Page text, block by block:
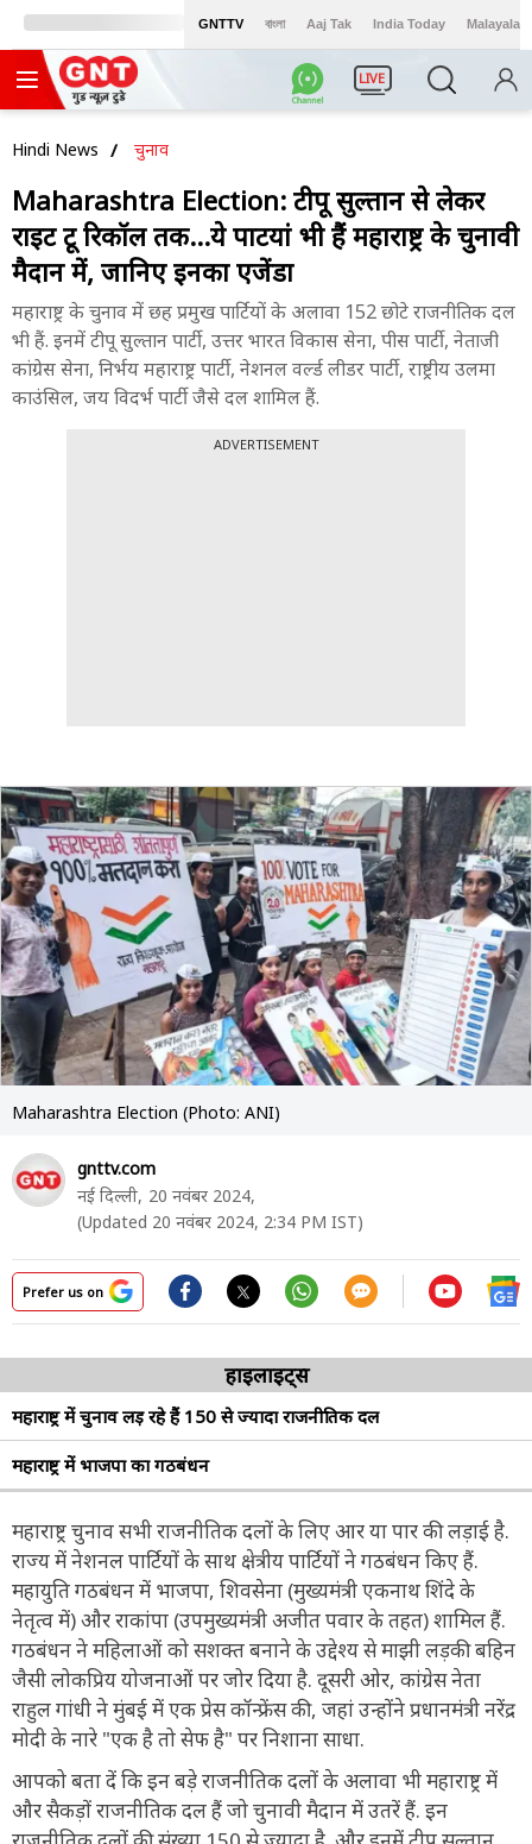
GNTTV বাংলা Aaj Tak India Today Malayalam
LIVE
Hindi News चुनाव
Maharashtra Election: टीपू सुल्तान से लेकर
राइट टू रिकॉल तक...ये पार्टियां भी हैं महाराष्ट्र के चुनावी
मैदान में, जानिए इनका एजेंडा
महाराष्ट्र के चुनाव में छह प्रमुख पार्टियों के अलावा 152 छोटे राजनीतिक दल
भी हैं. इनमें टीपू सुल्तान पार्टी, उत्तर भारत विकास सेना, पीस पार्टी, नेताजी
कांग्रेस सेना, निर्भय महाराष्ट्र पार्टी, नेशनल वर्ल्ड लीडर पार्टी, राष्ट्रीय उलमा
काउंसिल, जय विदर्भ पार्टी जैसे दल शामिल हैं.
ADVERTISEMENT
Maharashtra Election (Photo: ANI)
gnttv.com
नई दिल्ली, 20 नवंबर 2024,
(Updated 20 नवंबर 2024, 2:34 PM IST)
Prefer us on
हाइलाइट्स
महाराष्ट्र में चुनाव लड़ रहे हैं 150 से ज्यादा राजनीतिक दल
महाराष्ट्र में भाजपा का गठबंधन
महाराष्ट्र चुनाव सभी राजनीतिक दलों के लिए आर या पार की लड़ाई है.
राज्य में नेशनल पार्टियों के साथ क्षेत्रीय पार्टियों ने गठबंधन किए हैं.
महायुति गठबंधन में भाजपा, शिवसेना (मुख्यमंत्री एकनाथ शिंदे के
नेतृत्व में) और राकांपा (उपमुख्यमंत्री अजीत पवार के तहत) शामिल हैं.
गठबंधन ने महिलाओं को सशक्त बनाने के उद्देश्य से माझी लड़की बहिन
जैसी लोकप्रिय योजनाओं पर जोर दिया है. दूसरी ओर, कांग्रेस नेता
राहुल गांधी ने मुंबई में एक प्रेस कॉन्फ्रेंस की, जहां उन्होंने प्रधानमंत्री नरेंद्र
मोदी के नारे "एक है तो सेफ है" पर निशाना साधा.
आपको बता दें कि इन बड़े राजनीतिक दलों के अलावा भी महाराष्ट्र में
और सैकड़ों राजनीतिक दल हैं जो चुनावी मैदान में उतरें हैं. इन